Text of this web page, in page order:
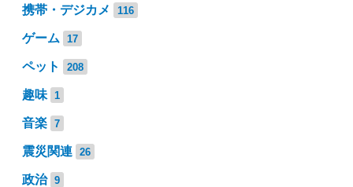
携帯・デジカメ 116
ゲーム 17
ペット 208
趣味 1
音楽 7
震災関連 26
政治 9